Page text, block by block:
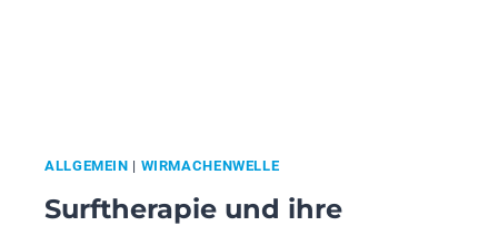
ALLGEMEIN | WIRMACHENWELLE
Surftherapie und ihre